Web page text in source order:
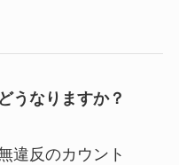
うなりますか？
違反のカウント